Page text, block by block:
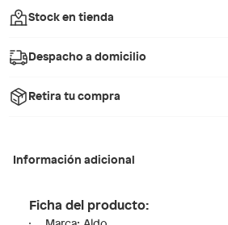
Stock en tienda
Despacho a domicilio
Retira tu compra
Información adicional
Ficha del producto: